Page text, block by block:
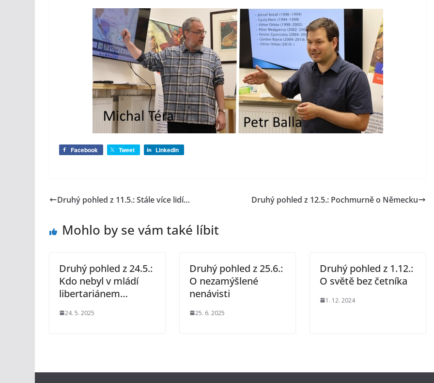
Facebook Tweet LinkedIn
Druhý pohled z 11.5.: Stále více lidí… Druhý pohled z 12.5.: Pochmurně o Německu
Mohlo by se vám také líbit
Druhý pohled z 24.5.:
Kdo nebyl v mládí
libertariánem…
24. 5. 2025
Druhý pohled z 25.6.:
O nezamýšlené
nenávisti
25. 6. 2025
Druhý pohled z 1.12.:
O světě bez četníka
1. 12. 2024